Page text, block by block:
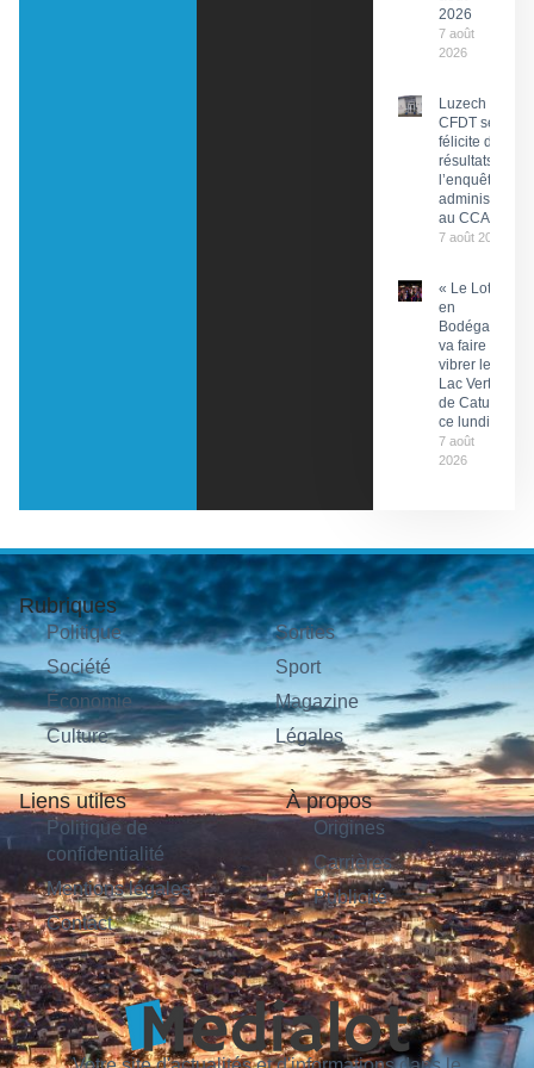
2026
7 août
2026
Luzech : La
CFDT se
félicite des
résultats de
l’enquête
administrative
au CCAS
7 août 2026
« Le Lot
en
Bodéga »
va faire
vibrer le
Lac Vert
de Catus
ce lundi
7 août
2026
Rubriques
Politique
Société
Économie
Culture
Sorties
Sport
Magazine
Légales
Liens utiles
Politique de
confidentialité
Mentions légales
Contact
À propos
Origines
Carrières
Publicité